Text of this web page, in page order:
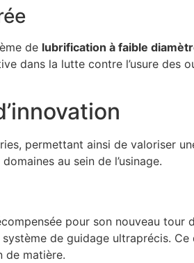
de lubrification à faible
dans la lutte contre l’usure des
permettant ainsi de valoriser
au sein de l’usinage.
pour son nouveau tour
de guidage ultraprécis.
de matière.